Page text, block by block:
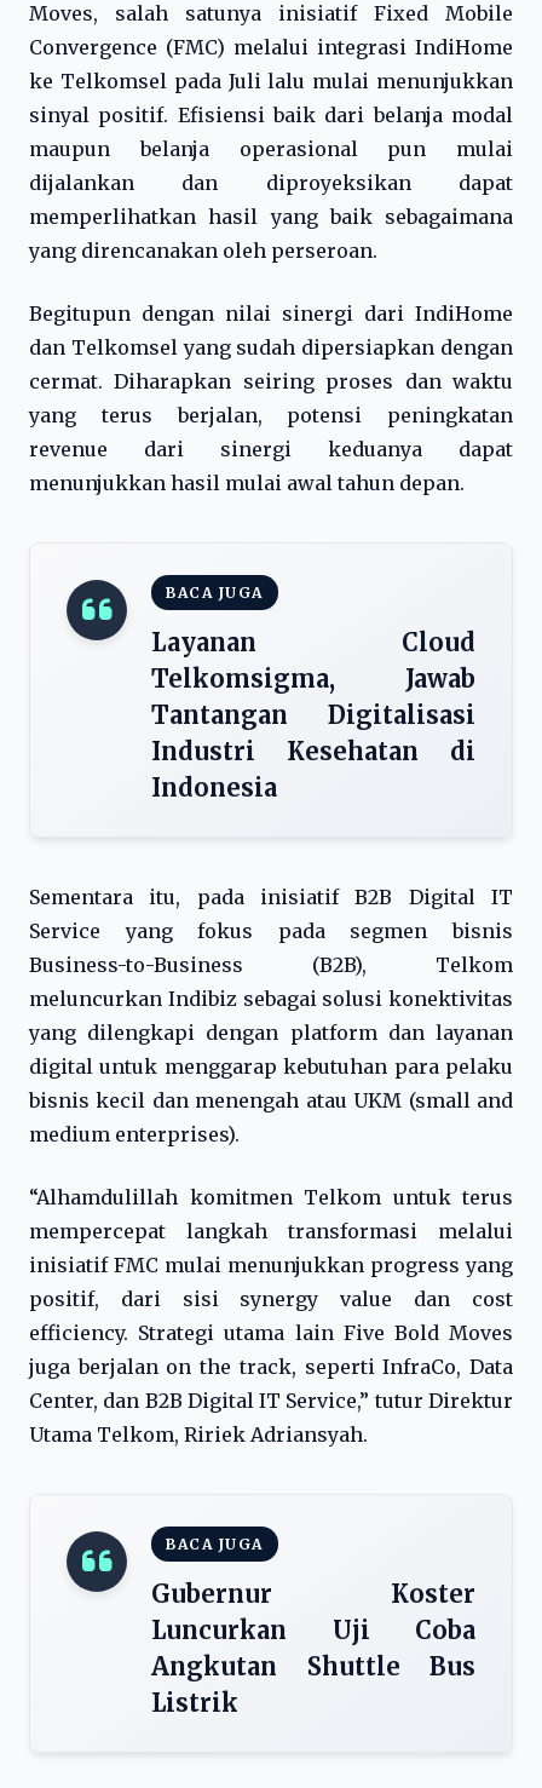
Moves, salah satunya inisiatif Fixed Mobile
Convergence (FMC) melalui integrasi IndiHome
ke Telkomsel pada Juli lalu mulai menunjukkan
sinyal positif. Efisiensi baik dari belanja modal
maupun belanja operasional pun mulai
dijalankan dan diproyeksikan dapat
memperlihatkan hasil yang baik sebagaimana
yang direncanakan oleh perseroan.
Begitupun dengan nilai sinergi dari IndiHome
dan Telkomsel yang sudah dipersiapkan dengan
cermat. Diharapkan seiring proses dan waktu
yang terus berjalan, potensi peningkatan
revenue dari sinergi keduanya dapat
menunjukkan hasil mulai awal tahun depan.
BACA JUGA
Layanan Cloud
Telkomsigma, Jawab
Tantangan Digitalisasi
Industri Kesehatan di
Indonesia
Sementara itu, pada inisiatif B2B Digital IT
Service yang fokus pada segmen bisnis
Business-to-Business (B2B), Telkom
meluncurkan Indibiz sebagai solusi konektivitas
yang dilengkapi dengan platform dan layanan
digital untuk menggarap kebutuhan para pelaku
bisnis kecil dan menengah atau UKM (small and
medium enterprises).
“Alhamdulillah komitmen Telkom untuk terus
mempercepat langkah transformasi melalui
inisiatif FMC mulai menunjukkan progress yang
positif, dari sisi synergy value dan cost
efficiency. Strategi utama lain Five Bold Moves
juga berjalan on the track, seperti InfraCo, Data
Center, dan B2B Digital IT Service,” tutur Direktur
Utama Telkom, Ririek Adriansyah.
BACA JUGA
Gubernur Koster
Luncurkan Uji Coba
Angkutan Shuttle Bus
Listrik